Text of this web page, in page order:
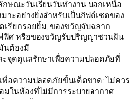
กษณะวันเรียนวันทำงาน นอกเหนือ
มาะอย่างยิ่งสำหรับเป็นกิฟต์เซตของ
เรียกรอยยิ้ม, ของขวัญจับฉลาก
ฟิศ หรือของขวัญรับปริญญาชวนฝัน
นต้องมี
ะจุดดูแลรักษาเพื่อความปลอดภัยที่
พื่อความปลอดภัยขั้นเด็ดขาด: ไม่ควร
มในห้องที่ไม่มีการระบายอากาศ